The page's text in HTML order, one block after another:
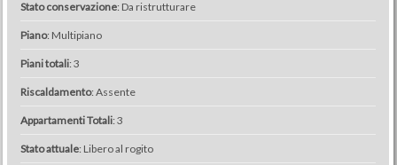
Stato conservazione: Da ristrutturare
Piano: Multipiano
Piani totali: 3
Riscaldamento: Assente
Appartamenti Totali: 3
Stato attuale: Libero al rogito